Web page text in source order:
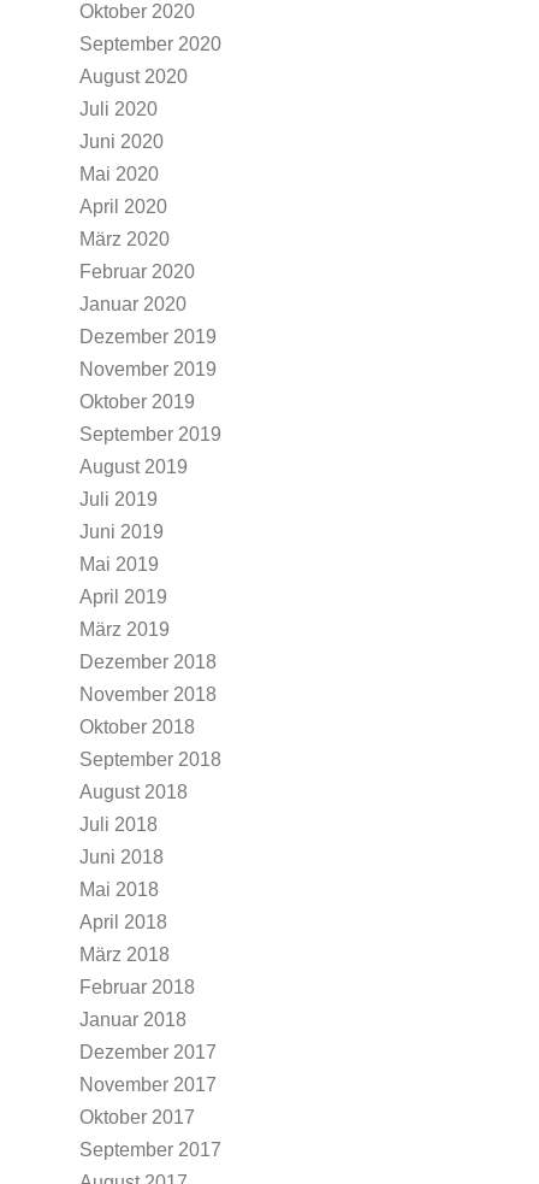
Oktober 2020
September 2020
August 2020
Juli 2020
Juni 2020
Mai 2020
April 2020
März 2020
Februar 2020
Januar 2020
Dezember 2019
November 2019
Oktober 2019
September 2019
August 2019
Juli 2019
Juni 2019
Mai 2019
April 2019
März 2019
Dezember 2018
November 2018
Oktober 2018
September 2018
August 2018
Juli 2018
Juni 2018
Mai 2018
April 2018
März 2018
Februar 2018
Januar 2018
Dezember 2017
November 2017
Oktober 2017
September 2017